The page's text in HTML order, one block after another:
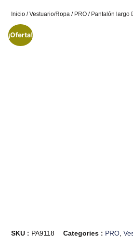
Inicio /Vestuario/Ropa / PRO / Pantalón largo
¡Oferta!
SKU : PA9118 Categories : PRO,